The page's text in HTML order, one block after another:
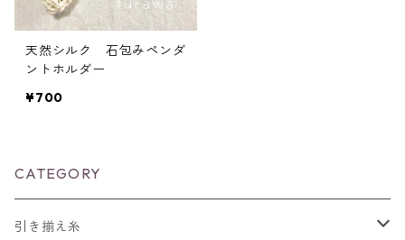
天然シルク 石包みペンダ
ントホルダー
¥700
CATEGORY
引き揃え糸